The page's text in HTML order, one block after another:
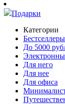
Подарки
Категории
Бестселлеры
До 5000
Для него
Для нее
Для офиса